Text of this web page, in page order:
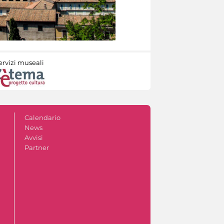
museali
Calendario
News
Avvisi
Partner